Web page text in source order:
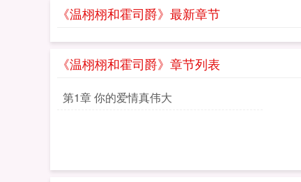
《温栩栩和霍司爵》最新章节
《温栩栩和霍司爵》章节列表
第1章 你的爱情真伟大